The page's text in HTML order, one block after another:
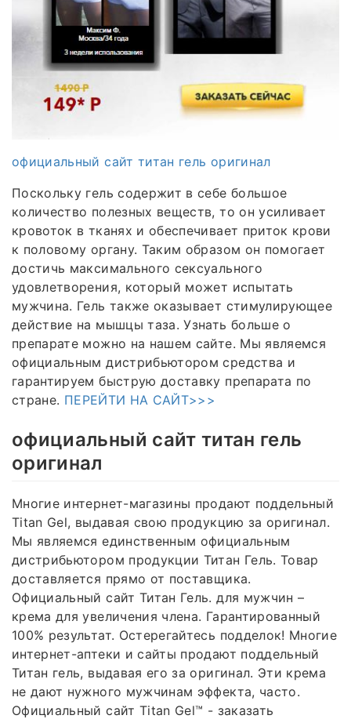
официальный сайт титан гель оригинал
Поскольку гель содержит в себе большое
количество полезных веществ, то он усиливает
кровоток в тканях и обеспечивает приток крови
к половому органу. Таким образом он помогает
достичь максимального сексуального
удовлетворения, который может испытать
мужчина. Гель также оказывает стимулирующее
действие на мышцы таза. Узнать больше о
препарате можно на нашем сайте. Мы являемся
официальным дистрибьютором средства и
гарантируем быструю доставку препарата по
стране. ПЕРЕЙТИ НА САЙТ>>>
официальный сайт титан гель
оригинал
Многие интернет-магазины продают поддельный
Titan Gel, выдавая свою продукцию за оригинал.
Мы являемся единственным официальным
дистрибьютором продукции Титан Гель. Товар
доставляется прямо от поставщика.
Официальный сайт Титан Гель. для мужчин –
крема для увеличения члена. Гарантированный
100% результат. Остерегайтесь подделок! Многие
интернет-аптеки и сайты продают поддельный
Титан гель, выдавая его за оригинал. Эти крема
не дают нужного мужчинам эффекта, часто.
Официальный сайт Titan Gel™ - заказать